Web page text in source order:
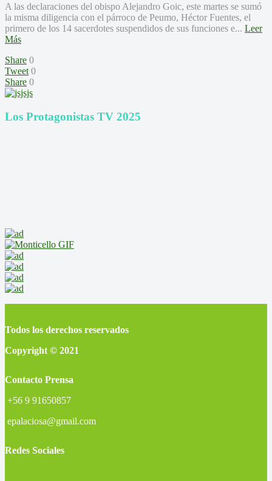
A las declaraciones del obispo Alejandro Goic, este martes se sumó
la misma diligencia con el párroco de Peumo, Héctor Fuentes, el
primero de los 14 sacerdotes suspendidos de sus funciones e... Leer
Más
Share 0
Tweet 0
Share 0
Los Protagonistas TV 2025
Todos los derechos reservados
Copyright © 2021
Contacto Prensa
+56 9 91650857
epalaciosa@gmail.com
Redes Sociales